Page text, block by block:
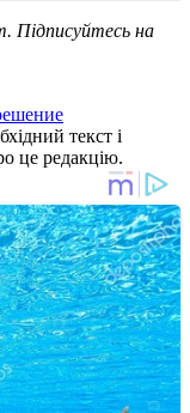
Підписуйтесь на
текст і
це редакцію.